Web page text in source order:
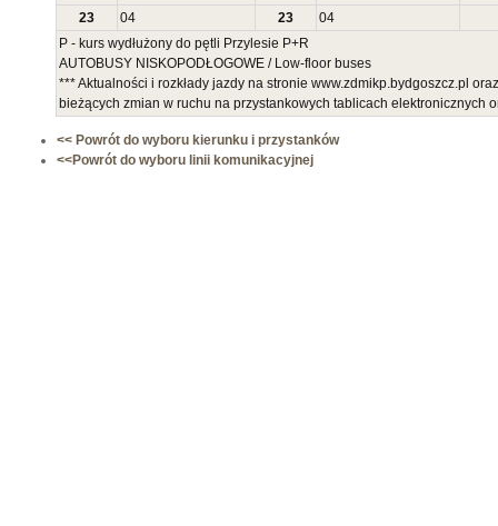
23 04 23
04
P - kurs wydłużony do pętli Przylesie P+R
AUTOBUSY NISKOPODŁOGOWE / Low-floor buses
*** Aktualności i rozkłady jazdy na stronie www.zdmikp.bydgoszcz.pl
bieżących zmian w ruchu na przystankowych tablicach elektronicznych
<< Powrót do wyboru kierunku i przystanków
<<Powrót do wyboru linii komunikacyjnej